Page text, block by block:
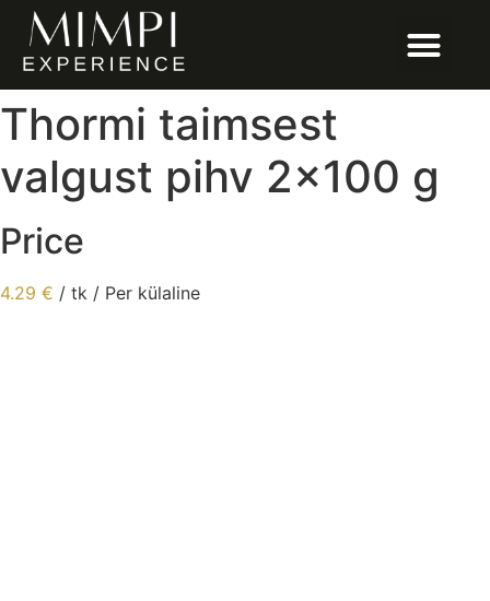
Thormi taimsest
valgust pihv 2×100 g
Price
4.29 € / tk / Per külaline